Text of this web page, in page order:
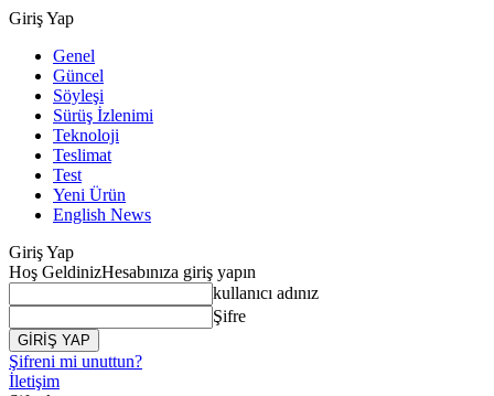
Giriş Yap
Genel
Güncel
Söyleşi
Sürüş İzlenimi
Teknoloji
Teslimat
Test
Yeni Ürün
English News
Giriş Yap
Hoş GeldinizHesabınıza giriş yapın
kullanıcı adınız
Şifre
Şifreni mi unuttun?
İletişim